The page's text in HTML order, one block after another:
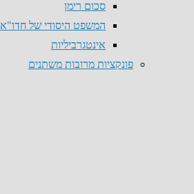
סכום רימן
המשפט היסודי של חדו"א
אינטגרביליות
פונקציות מרובות משתנים